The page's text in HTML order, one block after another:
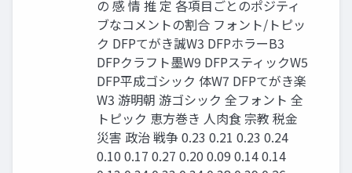
の 感 情 推 定 各項目ごとのポジティ
ブなコメントの割合 フォント/トピッ
ク DFPてがき誠W3 DFPホラーB3
DFPクラフト墨W9 DFPスティックW5
DFP平成ゴシック 体W7 DFPてがき楽
W3 游明朝 游ゴシック 全フォント 全
トピック 恵方巻き 人肉食 宗教 税金
災害 政治 戦争 0.23 0.21 0.23 0.24
0.10 0.17 0.27 0.20 0.09 0.14 0.14